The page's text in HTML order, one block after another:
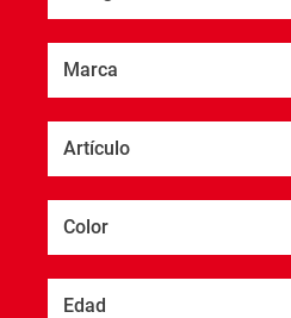
Marca
Artículo
Color
Edad